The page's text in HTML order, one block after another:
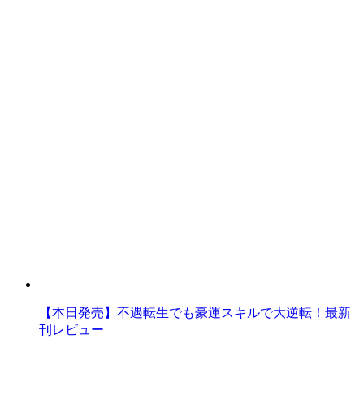
【本日発売】不遇転生でも豪運スキルで大逆転！最新
刊レビュー